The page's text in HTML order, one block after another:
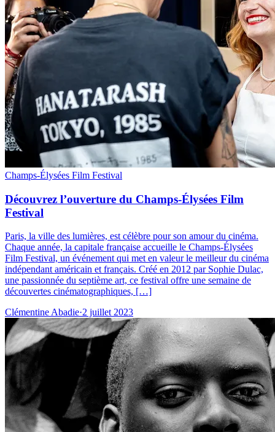
Champs-Élysées Film Festival
Découvrez l’ouverture du Champs-Élysées Film
Festival
Paris, la ville des lumières, est célèbre pour son amour du cinéma.
Chaque année, la capitale française accueille le Champs-Élysées
Film Festival, un événement qui met en valeur le meilleur du cinéma
indépendant américain et français. Créé en 2012 par Sophie Dulac,
une passionnée du septième art, ce festival offre une semaine de
découvertes cinématographiques, […]
Clémentine Abadie·2 juillet 2023